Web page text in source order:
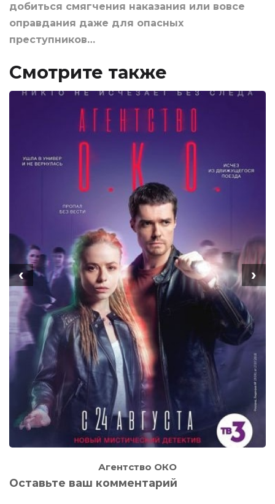
добиться смягчения наказания или вовсе
оправдания даже для опасных
преступников…
Смотрите также
Агентство ОКО
‹ ›
Оставьте ваш комментарий